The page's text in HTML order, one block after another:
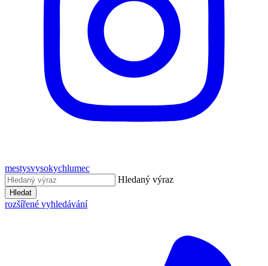
mestysvysokychlumec
Hledaný výraz
Hledat
rozšířené vyhledávání